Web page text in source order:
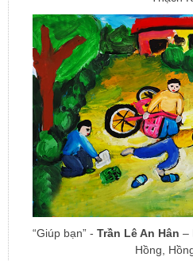
“Giúp bạn” - Trần Lê An Hân –
Hồng,